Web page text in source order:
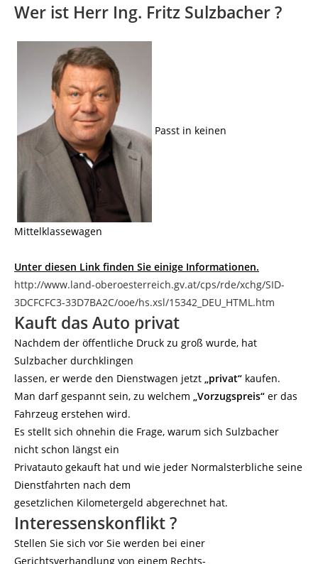
Wer ist Herr Ing. Fritz Sulzbacher ?
Passt in keinen
Mittelklassewagen
Unter diesen Link finden Sie einige Informationen.
http://www.land-oberoesterreich.gv.at/cps/rde/xchg/SID-
3DCFCFC3-33D7BA2C/ooe/hs.xsl/15342_DEU_HTML.htm
Kauft das Auto privat
Nachdem der öffentliche Druck zu groß wurde, hat
Sulzbacher durchklingen
lassen, er werde den Dienstwagen jetzt „privat“ kaufen.
Man darf gespannt sein, zu welchem „Vorzugspreis“ er das
Fahrzeug erstehen wird.
Es stellt sich ohnehin die Frage, warum sich Sulzbacher
nicht schon längst ein
Privatauto gekauft hat und wie jeder Normalsterbliche seine
Dienstfahrten nach dem
gesetzlichen Kilometergeld abgerechnet hat.
Interessenskonflikt ?
Stellen Sie sich vor Sie werden bei einer
Gerichtsverhandlung von einem Rechts-